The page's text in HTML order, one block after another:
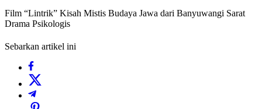
Film “Lintrik” Kisah Mistis Budaya Jawa dari Banyuwangi Sarat
Drama Psikologis
Sebarkan artikel ini